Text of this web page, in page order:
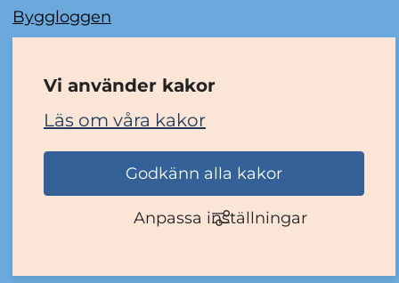
Vi använder kakor
Läs om våra kakor
Godkänn alla kakor
Anpassa inställningar
Byggloggen
Tillgänglighetsredogörelse